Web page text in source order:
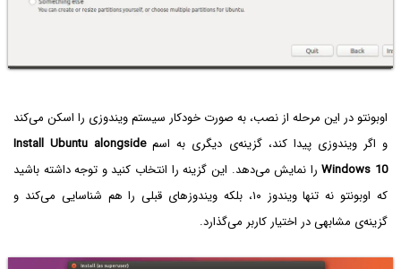
اوبونتو در این مرحله از نصب، به صورت خودکار سیستم ویندوزی را اسکن می‌کند
و اگر ویندوزی پیدا کند، گزینه‌ی دیگری به اسمInstall Ubuntu alongside
Windows 10را نمایش می‌دهد. این گزینه را انتخاب کنید و توجه داشته باشید
که اوبونتو نه تنها ویندوز ۱۰، بلکه ویندوزهای قبلی را هم شناسایی می‌کند و
گزینه‌ی مشابهی در اختیار کاربر می‌گذارد.